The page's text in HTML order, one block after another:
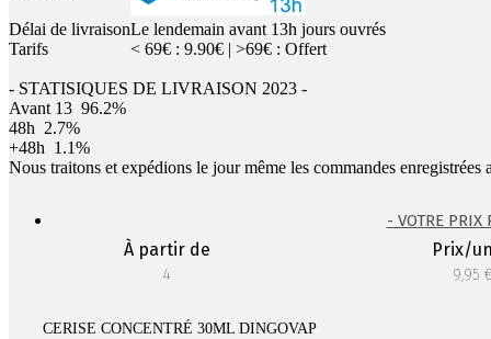
Délai de livraisonLe lendemain avant 13h jours ouvrés
Tarifs
< 69€ : 9.90€ | >69€ : Offert
- STATISIQUES DE LIVRAISON 2023 -
Avant 13 96.2%
48h 2.7%
+48h 1.1%
Nous traitons et expédions le jour même les commandes
- VOTRE PRIX
À partir de Prix/
4 9,95
CERISE CONCENTRÉ 30ML DINGOVAP